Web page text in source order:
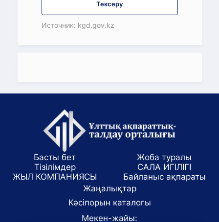
Тексеру
Источник: kgd.gov.kz
Басты бет
Жоба туралы
Тізілімдер
САЛА ИГІЛІГІ
ЖЫЛ КОМПАНИЯСЫ
Байланыс ақпараты
Жаңалықтар
Кәсіпорын каталогы
Мекен-жайы: